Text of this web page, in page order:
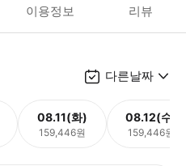
이용정보 리뷰
다른날짜
08.11(화)
159,446원
08.12(수)
159,446원